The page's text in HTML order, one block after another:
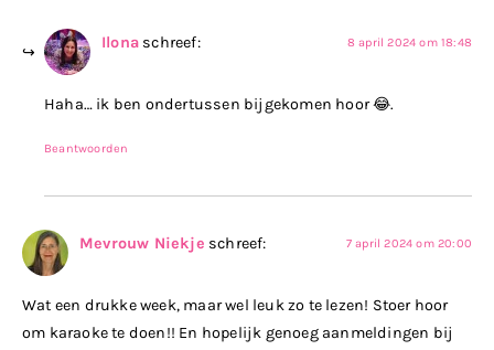
Ilona schreef: 8 april 2024 om 18:48
Haha… ik ben ondertussen bijgekomen hoor 😂.
Beantwoorden
Mevrouw Niekje schreef: 7 april 2024 om 20:00
Wat een drukke week, maar wel leuk zo te lezen! Stoer hoor
om karaoke te doen!! En hopelijk genoeg aanmeldingen bij